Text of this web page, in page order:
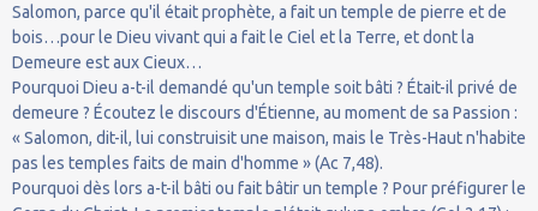
Salomon, parce qu'il était prophète, a fait un temple de pierre et de
bois…pour le Dieu vivant qui a fait le Ciel et la Terre, et dont la
Demeure est aux Cieux…
Pourquoi Dieu a-t-il demandé qu'un temple soit bâti ? Était-il privé de
demeure ? Écoutez le discours d'Étienne, au moment de sa Passion :
« Salomon, dit-il, lui construisit une maison, mais le Très-Haut n'habite
pas les temples faits de main d'homme » (Ac 7,48).
Pourquoi dès lors a-t-il bâti ou fait bâtir un temple ? Pour préfigurer le